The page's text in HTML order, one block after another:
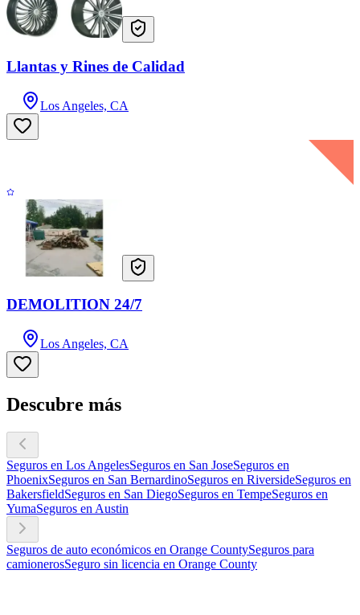
Llantas y Rines de Calidad
Los Angeles, CA
DEMOLITION 24/7
Los Angeles, CA
Descubre más
Seguros en Los AngelesSeguros en San JoseSeguros en
PhoenixSeguros en San BernardinoSeguros en RiversideSeguros en
BakersfieldSeguros en San DiegoSeguros en TempeSeguros en
YumaSeguros en Austin
Seguros de auto económicos en Orange CountySeguros para
camionerosSeguro sin licencia en Orange County